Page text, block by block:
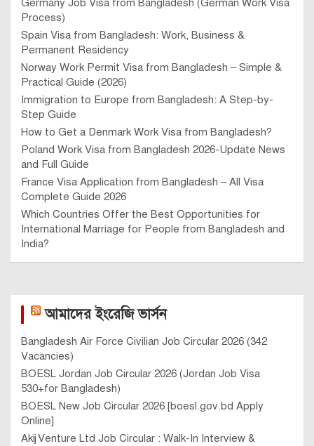
Germany Job Visa from Bangladesh (German Work Visa
Process)
Spain Visa from Bangladesh: Work, Business &
Permanent Residency
Norway Work Permit Visa from Bangladesh – Simple &
Practical Guide (2026)
Immigration to Europe from Bangladesh: A Step-by-
Step Guide
How to Get a Denmark Work Visa from Bangladesh?
Poland Work Visa from Bangladesh 2026-Update News
and Full Guide
France Visa Application from Bangladesh – All Visa
Complete Guide 2026
Which Countries Offer the Best Opportunities for
International Marriage for People from Bangladesh and
India?
আমাদের ইংরেজি ভার্সন
Bangladesh Air Force Civilian Job Circular 2026 (342
Vacancies)
BOESL Jordan Job Circular 2026 (Jordan Job Visa
530+for Bangladesh)
BOESL New Job Circular 2026 [boesl.gov.bd Apply
Online]
Akij Venture Ltd Job Circular : Walk-In Interview &